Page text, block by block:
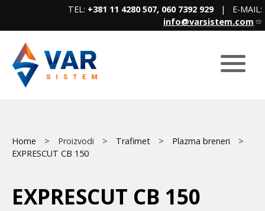
content
TEL: +381 11 4280 507, 060 7392 929| E-MAIL:
info@varsistem.com
Main
Breadcrumb
Home Proizvodi Trafimet
Plazma breneri
EXPRESCUT CB 150
EXPRESCUT CB 150